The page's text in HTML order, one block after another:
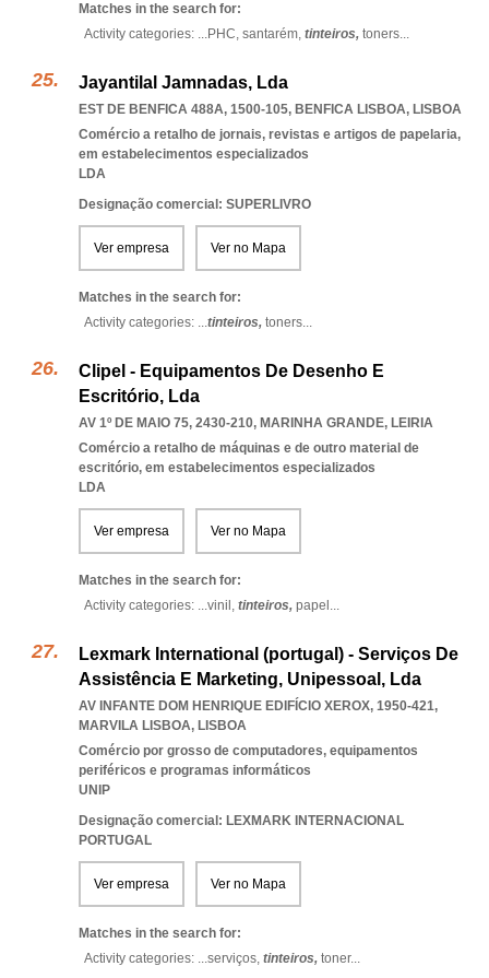
Matches in the search for:
Activity categories: ...PHC, santarém, tinteiros, toners...
Jayantilal Jamnadas, Lda
EST DE BENFICA 488A, 1500-105, BENFICA LISBOA, LISBOA
Comércio a retalho de jornais, revistas e artigos de papelaria,
em estabelecimentos especializados
LDA
Designação comercial: SUPERLIVRO
Ver empresa Ver no Mapa
Matches in the search for:
Activity categories: ...tinteiros, toners...
Clipel - Equipamentos De Desenho E
Escritório, Lda
AV 1º DE MAIO 75, 2430-210, MARINHA GRANDE, LEIRIA
Comércio a retalho de máquinas e de outro material de
escritório, em estabelecimentos especializados
LDA
Ver empresa Ver no Mapa
Matches in the search for:
Activity categories: ...vinil, tinteiros, papel ...
Lexmark International (portugal) - Serviços De
Assistência E Marketing, Unipessoal, Lda
AV INFANTE DOM HENRIQUE EDIFÍCIO XEROX, 1950-421,
MARVILA LISBOA, LISBOA
Comércio por grosso de computadores, equipamentos
periféricos e programas informáticos
UNIP
Designação comercial: LEXMARK INTERNACIONAL
PORTUGAL
Ver empresa Ver no Mapa
Matches in the search for:
Activity categories: ...serviços, tinteiros, toner...